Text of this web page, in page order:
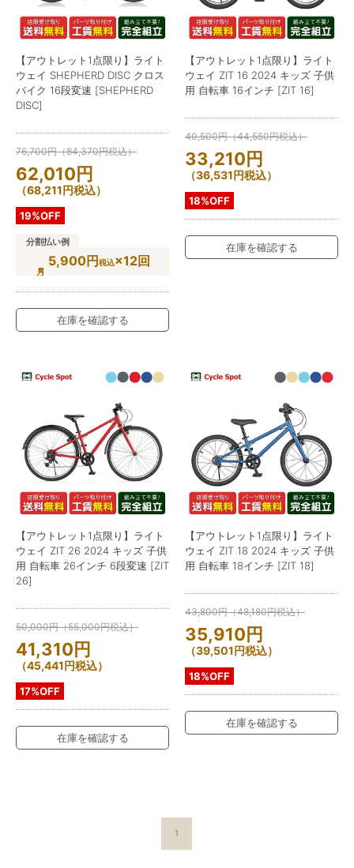
【アウトレット1点限り】ライト
ウェイ SHEPHERD DISC クロス
バイク 16段変速 [SHEPHERD
DISC]
76,700円（84,370円税込）
62,010円
（68,211円税込）
19%OFF
分割払い例
5,900円税込×12回
在庫を確認する
【アウトレット1点限り】ライト
ウェイ ZIT 16 2024 キッズ 子供
用 自転車 16インチ [ZIT 16]
40,500円（44,550円税込）
33,210円
（36,531円税込）
18%OFF
在庫を確認する
【アウトレット1点限り】ライト
ウェイ ZIT 26 2024 キッズ 子供
用 自転車 26インチ 6段変速 [ZIT
26]
50,000円（55,000円税込）
41,310円
（45,441円税込）
17%OFF
在庫を確認する
【アウトレット1点限り】ライト
ウェイ ZIT 18 2024 キッズ 子供
用 自転車 18インチ [ZIT 18]
43,800円（48,180円税込）
35,910円
（39,501円税込）
18%OFF
在庫を確認する
1